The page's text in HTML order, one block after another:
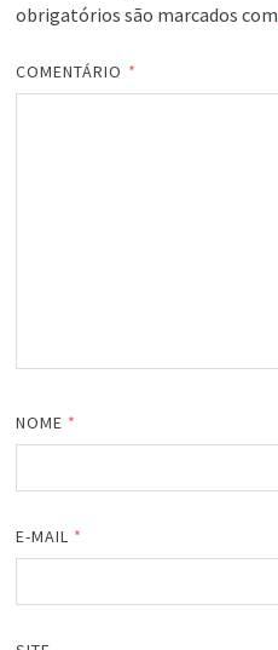
obrigatórios são marcados com
COMENTÁRIO *
NOME *
E-MAIL *